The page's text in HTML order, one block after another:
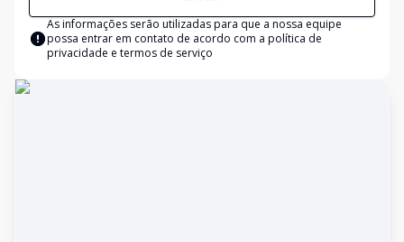
As informações serão utilizadas para que a nossa equipe
possa entrar em contato de acordo com a política de
privacidade e termos de serviço